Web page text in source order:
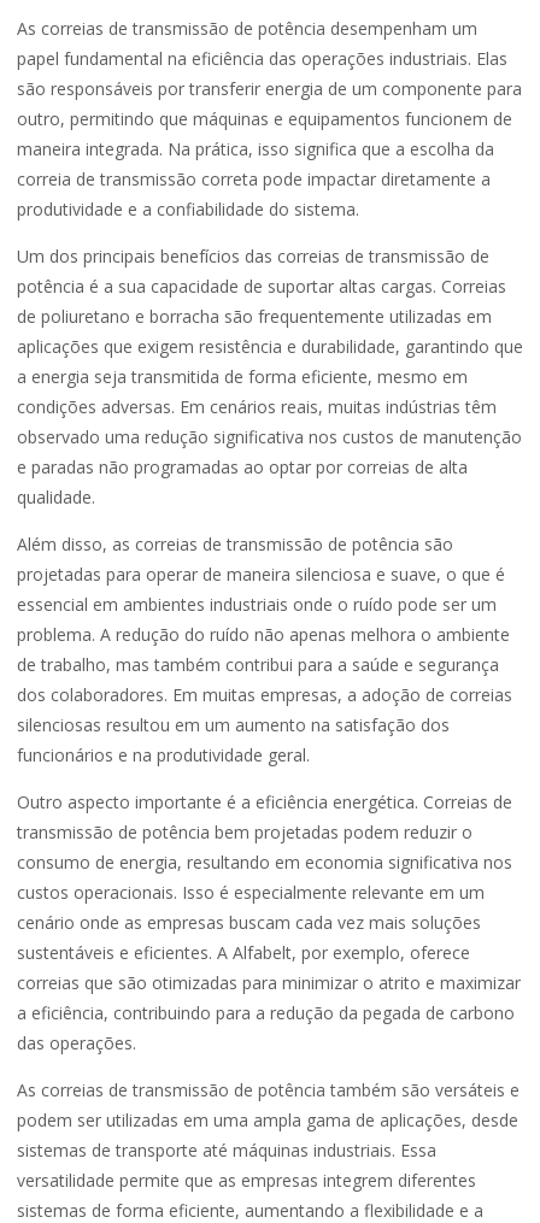
As correias de transmissão de potência desempenham um
papel fundamental na eficiência das operações industriais. Elas
são responsáveis por transferir energia de um componente para
outro, permitindo que máquinas e equipamentos funcionem de
maneira integrada. Na prática, isso significa que a escolha da
correia de transmissão correta pode impactar diretamente a
produtividade e a confiabilidade do sistema.
Um dos principais benefícios das correias de transmissão de
potência é a sua capacidade de suportar altas cargas. Correias
de poliuretano e borracha são frequentemente utilizadas em
aplicações que exigem resistência e durabilidade, garantindo que
a energia seja transmitida de forma eficiente, mesmo em
condições adversas. Em cenários reais, muitas indústrias têm
observado uma redução significativa nos custos de manutenção
e paradas não programadas ao optar por correias de alta
qualidade.
Além disso, as correias de transmissão de potência são
projetadas para operar de maneira silenciosa e suave, o que é
essencial em ambientes industriais onde o ruído pode ser um
problema. A redução do ruído não apenas melhora o ambiente
de trabalho, mas também contribui para a saúde e segurança
dos colaboradores. Em muitas empresas, a adoção de correias
silenciosas resultou em um aumento na satisfação dos
funcionários e na produtividade geral.
Outro aspecto importante é a eficiência energética. Correias de
transmissão de potência bem projetadas podem reduzir o
consumo de energia, resultando em economia significativa nos
custos operacionais. Isso é especialmente relevante em um
cenário onde as empresas buscam cada vez mais soluções
sustentáveis e eficientes. A Alfabelt, por exemplo, oferece
correias que são otimizadas para minimizar o atrito e maximizar
a eficiência, contribuindo para a redução da pegada de carbono
das operações.
As correias de transmissão de potência também são versáteis e
podem ser utilizadas em uma ampla gama de aplicações, desde
sistemas de transporte até máquinas industriais. Essa
versatilidade permite que as empresas integrem diferentes
sistemas de forma eficiente, aumentando a flexibilidade e a